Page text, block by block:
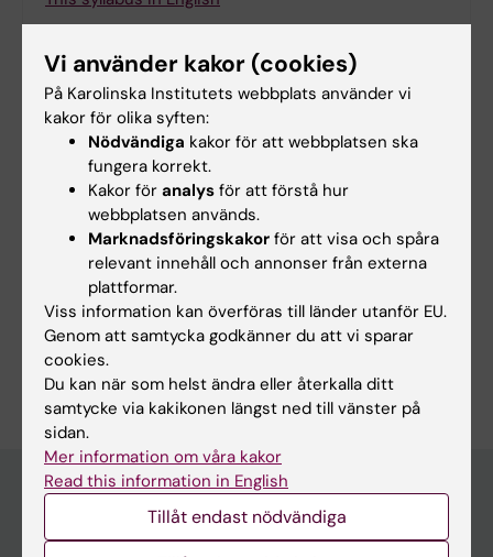
Sök bland kurs- och utbildningsplaner
Skriv ut eller spara som pdf
Via utskriftsfunktionen i webbläsaren, som finns
bland webbläsarens alternativ, kan du skriva ut
kursplanen eller spara den som en pdf.
Utbildningsmöjligheter på KI
Vi använder kakor (cookies)
På Karolinska Institutets webbplats använder vi
kakor för olika syften:
Nödvändiga kakor för att webbplatsen ska
fungera korrekt.
Kakor för analys för att förstå hur
webbplatsen används.
Marknadsföringskakor för att visa och spåra
relevant innehåll och annonser från externa
plattformar.
Viss information kan överföras till länder utanför EU.
Genom att samtycka godkänner du att vi sparar
cookies.
Du kan när som helst ändra eller återkalla ditt
samtycke via kakikonen längst ned till vänster på
sidan.
Mer information om våra kakor
Read this information in English
Tillåt endast nödvändiga